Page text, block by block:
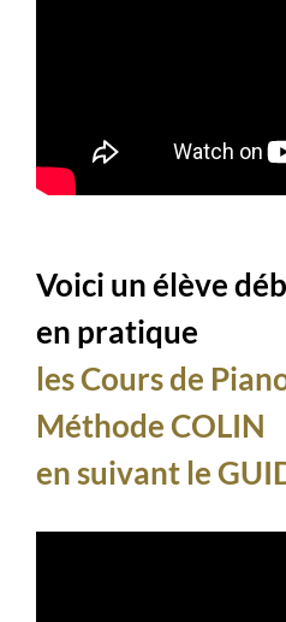
Voici un élève
en pratique
les Cours de
Méthode COLIN
en suivant le